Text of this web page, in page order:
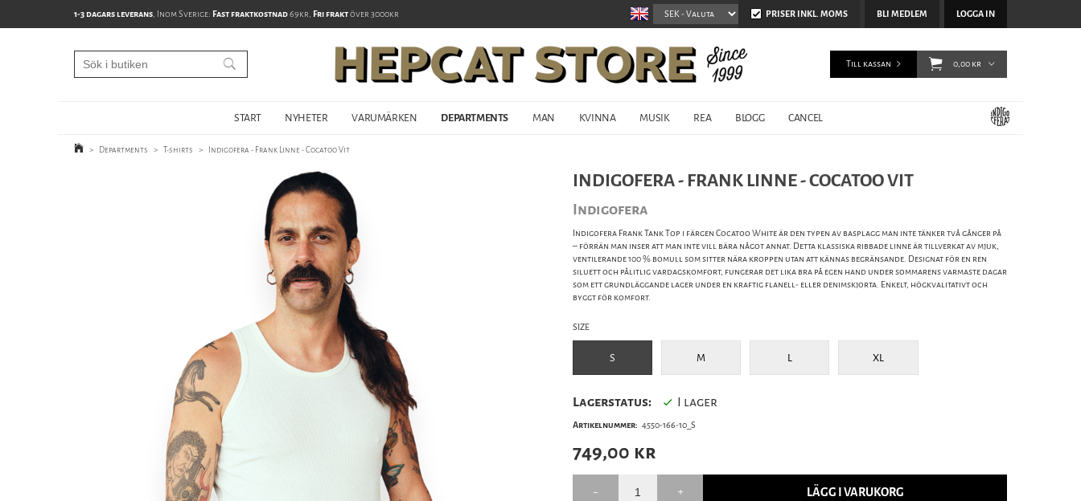
1-3 dagars leverans, Inom Sverige: Fast fraktkostnad69kr, Fri fraktöver 3000kr BLI MEDLEM LOGGA IN
PRISER INKL. MOMS
START NYHETER VARUMÄRKEN DEPARTMENTS MAN KVINNA MUSIK REA BLOGG CANCEL
Till kassan 0,00 kr
> Departments > T-shirts > Indigofera - Frank Linne - Cocatoo Vit
INDIGOFERA - FRANK LINNE - COCATOO VIT
Indigofera
Indigofera Frank Tank Top i färgen Cocatoo White är den typen av basplagg man inte tänker två gånger på
– förrän man inser att man inte vill bära något annat. Detta klassiska ribbade linne är tillverkat av mjuk,
ventilerande 100 % bomull som sitter nära kroppen utan att kännas begränsande. Designat för en ren
siluett och pålitlig vardagskomfort, fungerar det lika bra på egen hand under sommarens varmaste dagar
som ett grundläggande lager under en kraftig flanell- eller denimskjorta. Enkelt, högkvalitativt och
byggt för komfort.
SIZE
S M L XL
Lagerstatus: I lager
Artikelnummer: 4550-166-10_S
749,00 kr
LÄGG I VARUKORG